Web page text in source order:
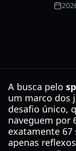
A busca pelo
um marco dos
desafio único,
naveguem por
exatamente
apenas